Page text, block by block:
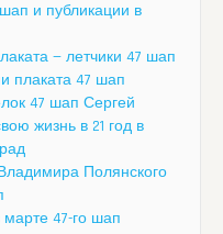
и публикации в
— летчики 47 шап
плаката 47 шап
47 шап Сергей
жизнь в 21 год в
Полянского
47-го шап